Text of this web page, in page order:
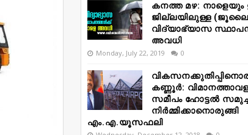
കനത്ത മഴ:
ജില്ലയിലുള്ള (ജൂലൈ
വിദ്യാഭ്യാസ
അവധി
Monday, July 22, 2019 0
കണ്ണൂർ:
സമീപം ഹോട്ടൽ
നിർമ്മിക്കാനൊരുങ്ങി
എം.എ.യൂസഫലി